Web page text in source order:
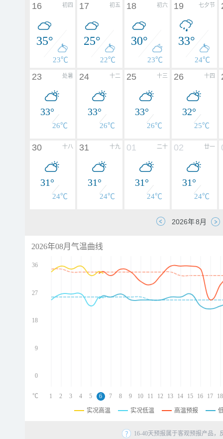
初四
16
35°
23℃
初五
17
25°
22℃
初六
18
30°
23℃
七夕节
19
33°
24℃
处暑
23
33°
26℃
十二
24
33°
26℃
十三
25
33°
26℃
十四
26
32°
25℃
十八
30
31°
24℃
十九
31
31°
24℃
二十
01
31°
24℃
廿一
02
31°
24℃
2026年08月气温曲线
36
27
18
9
0
1 2 3 4 5 6 7 8 9 10 11 12 13 14 15 16 17 18
℃
实况高温 实况低温 高温预报
16-40天预报属于客观预报产品